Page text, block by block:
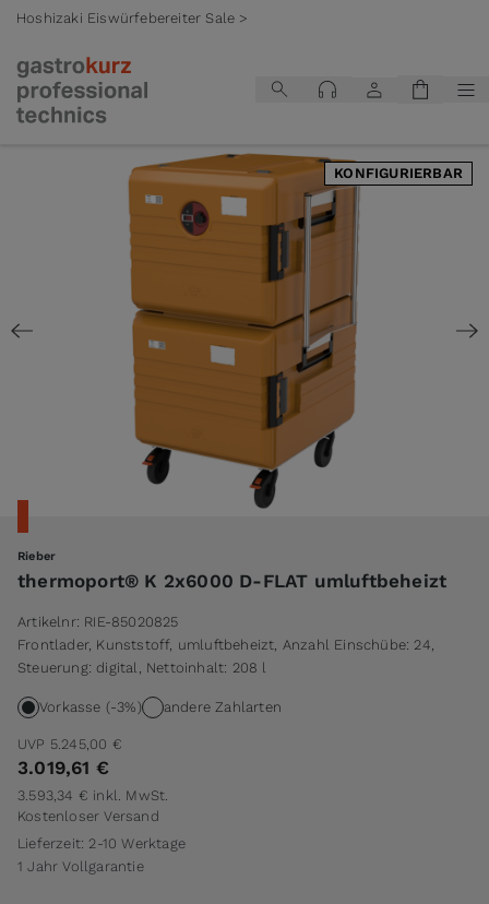
Hoshizaki Eiswürfebereiter Sale >
KONFIGURIERBAR
Rieber
thermoport® K 2x6000 D-FLAT umluftbeheizt
Artikelnr: RIE-85020825
Frontlader, Kunststoff, umluftbeheizt, Anzahl Einschübe: 24,
Steuerung: digital, Nettoinhalt: 208 l
Vorkasse (-3%) andere Zahlarten
UVP 5.245,00 €
3.019,61 €
3.593,34 € inkl. MwSt.
Kostenloser Versand
Lieferzeit: 2-10 Werktage
1 Jahr Vollgarantie